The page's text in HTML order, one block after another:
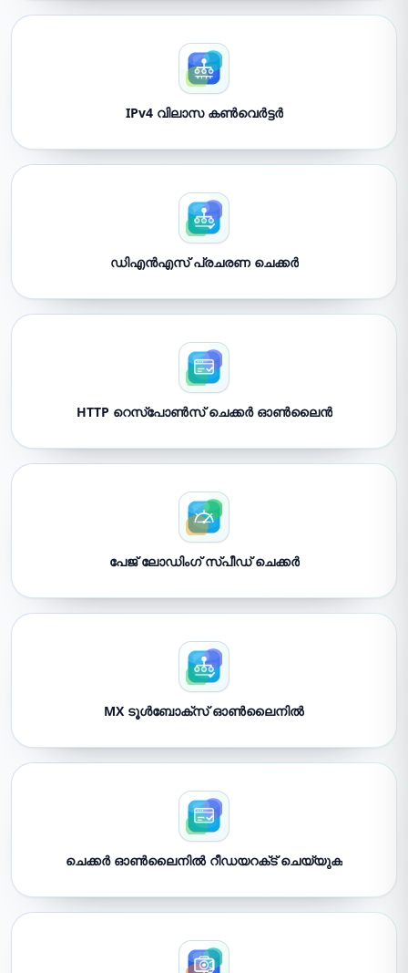
IPv4 വിലാസ കൺവെർട്ടർ
ഡിഎൻഎസ് പ്രചരണ ചെക്കർ
HTTP റെസ്‌പോൺസ് ചെക്കർ ഓൺലൈൻ
പേജ് ലോഡിംഗ് സ്പീഡ് ചെക്കർ
MX ടൂൾബോക്സ് ഓൺലൈനിൽ
ചെക്കർ ഓൺലൈനിൽ റീഡയറക്‌ട് ചെയ്യുക